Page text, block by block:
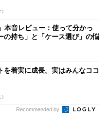
本音レビュー：使って分かっ
の持ち」と「ケース選び」の悩
を着実に成長。実はみんなココ
Recommended by